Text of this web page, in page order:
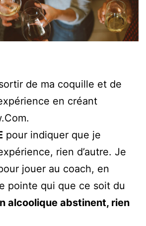
de ma coquille et de
en créant
pour indiquer que je
rien d’autre. Je
jouer au coach, en
pointe qui que ce soit du
alcoolique abstinent, rien